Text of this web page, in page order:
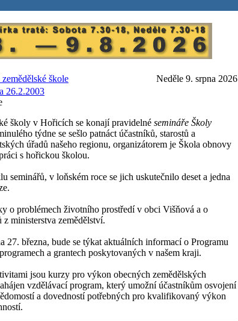
škole
Neděle 9. srpna 2026
26.2.2003
školy v Hořicích se konají pravidelné semináře Školy
týdne se sešlo patnáct účastníků, starostů a
úřadů našeho regionu, organizátorem je Škola obnovy
s hořickou školou.
seminářů, v loňském roce se jich uskutečnilo deset a jedna
o problémech životního prostředí v obci Višňová a o
ministerstva zemědělství.
27. března, bude se týkat aktuálních informací o Programu
a grantech poskytovaných v našem kraji.
jsou kurzy pro výkon obecných zemědělských
vzdělávací program, který umožní účastníkům osvojení
a dovedností potřebných pro kvalifikovaný výkon